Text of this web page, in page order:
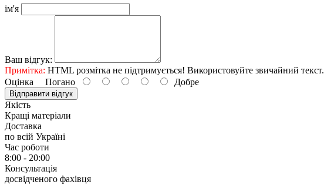
ім'я
Ваш відгук:
Примітка: HTML розмітка не підтримується! Використовуйте звичайний текст.
Оцінка Погано Добре
Відправити відгук
Якість
Кращі матеріали
Доставка
по всій Україні
Час роботи
8:00 - 20:00
Консультація
досвідченого фахівця